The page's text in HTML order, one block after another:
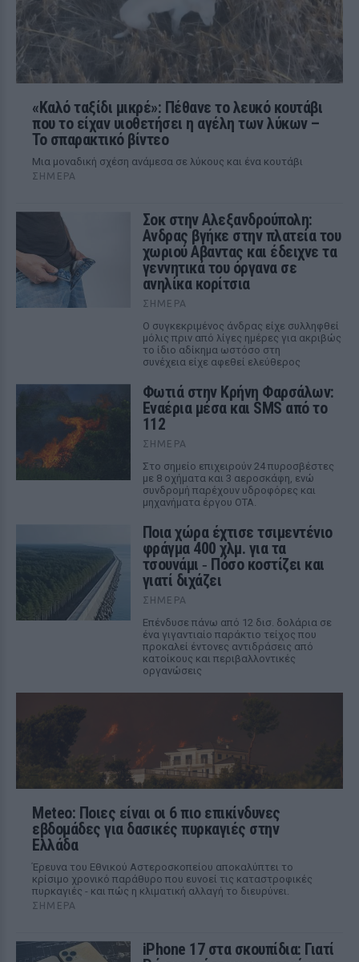
«Καλό ταξίδι μικρέ»: Πέθανε το λευκό κουτάβι
που το είχαν υιοθετήσει η αγέλη των λύκων –
Το σπαρακτικό βίντεο
Μια μοναδική σχέση ανάμεσα σε λύκους και ένα κουτάβι
ΣΉΜΕΡΑ
Σοκ στην Αλεξανδρούπολη:
Ανδρας βγήκε στην πλατεία του
χωριού Αβαντας και έδειχνε τα
γεννητικά του όργανα σε
ανηλίκα κορίτσια
ΣΉΜΕΡΑ
Ο συγκεκριμένος άνδρας είχε συλληφθεί
μόλις πριν από λίγες ημέρες για ακριβώς
το ίδιο αδίκημα ωστόσο στη
συνέχεια είχε αφεθεί ελεύθερος
Φωτιά στην Κρήνη Φαρσάλων:
Εναέρια μέσα και SMS από το
112
ΣΉΜΕΡΑ
Στο σημείο επιχειρούν 24 πυροσβέστες
με 8 οχήματα και 3 αεροσκάφη, ενώ
συνδρομή παρέχουν υδροφόρες και
μηχανήματα έργου ΟΤΑ.
Ποια χώρα έχτισε τσιμεντένιο
φράγμα 400 χλμ. για τα
τσουνάμι ‑ Πόσο κοστίζει και
γιατί διχάζει
ΣΉΜΕΡΑ
Επένδυσε πάνω από 12 δισ. δολάρια σε
ένα γιγαντιαίο παράκτιο τείχος που
προκαλεί έντονες αντιδράσεις από
κατοίκους και περιβαλλοντικές
οργανώσεις
Meteo: Ποιες είναι οι 6 πιο επικίνδυνες
εβδομάδες για δασικές πυρκαγιές στην
Ελλάδα
Έρευνα του Εθνικού Αστεροσκοπείου αποκαλύπτει το
κρίσιμο χρονικό παράθυρο που ευνοεί τις καταστροφικές
πυρκαγιές - και πώς η κλιματική αλλαγή το διευρύνει.
ΣΉΜΕΡΑ
iPhone 17 στα σκουπίδια: Γιατί